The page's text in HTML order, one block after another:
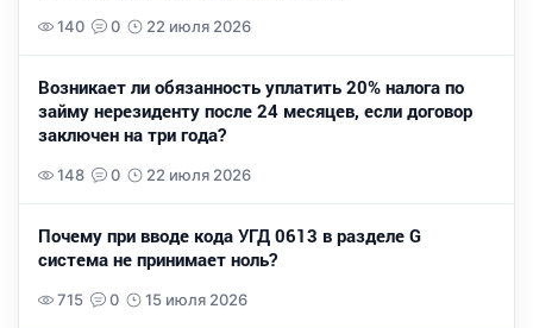
140 0 22 июля 2026
Возникает ли обязанность уплатить 20% налога по
займу нерезиденту после 24 месяцев, если договор
заключен на три года?
148 0 22 июля 2026
Почему при вводе кода УГД 0613 в разделе G
система не принимает ноль?
715 0 15 июля 2026